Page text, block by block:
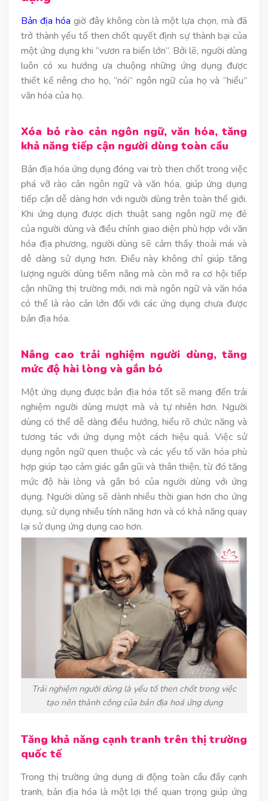
Bản địa hóa giờ đây không còn là một lựa chọn, mà đã
trở thành yếu tố then chốt quyết định sự thành bại của
một ứng dụng khi “vươn ra biển lớn”. Bởi lẽ, người dùng
luôn có xu hướng ưa chuộng những ứng dụng được
thiết kế riêng cho họ, “nói” ngôn ngữ của họ và “hiểu”
văn hóa của họ.
Xóa bỏ rào cản ngôn ngữ, văn hóa, tăng
khả năng tiếp cận người dùng toàn cầu
Bản địa hóa ứng dụng đóng vai trò then chốt trong việc
phá vỡ rào cản ngôn ngữ và văn hóa, giúp ứng dụng
tiếp cận dễ dàng hơn với người dùng trên toàn thế giới.
Khi ứng dụng được dịch thuật sang ngôn ngữ mẹ đẻ
của người dùng và điều chỉnh giao diện phù hợp với văn
hóa địa phương, người dùng sẽ cảm thấy thoải mái và
dễ dàng sử dụng hơn. Điều này không chỉ giúp tăng
lượng người dùng tiềm năng mà còn mở ra cơ hội tiếp
cận những thị trường mới, nơi mà ngôn ngữ và văn hóa
có thể là rào cản lớn đối với các ứng dụng chưa được
bản địa hóa.
Nâng cao trải nghiệm người dùng, tăng
mức độ hài lòng và gắn bó
Một ứng dụng được bản địa hóa tốt sẽ mang đến trải
nghiệm người dùng mượt mà và tự nhiên hơn. Người
dùng có thể dễ dàng điều hướng, hiểu rõ chức năng và
tương tác với ứng dụng một cách hiệu quả. Việc sử
dụng ngôn ngữ quen thuộc và các yếu tố văn hóa phù
hợp giúp tạo cảm giác gần gũi và thân thiện, từ đó tăng
mức độ hài lòng và gắn bó của người dùng với ứng
dụng. Người dùng sẽ dành nhiều thời gian hơn cho ứng
dụng, sử dụng nhiều tính năng hơn và có khả năng quay
lại sử dụng ứng dụng cao hơn.
Trải nghiệm người dùng là yếu tố then chốt trong việc
tạo nên thành công của bản địa hoá ứng dụng
Tăng khả năng cạnh tranh trên thị trường
quốc tế
Trong thị trường ứng dụng di động toàn cầu đầy cạnh
tranh, bản địa hóa là một lợi thế quan trọng giúp ứng